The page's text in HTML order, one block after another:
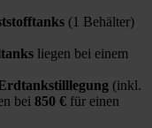
(1 Behälter)
liegen bei einem
(inkl.
bei 850 € für einen